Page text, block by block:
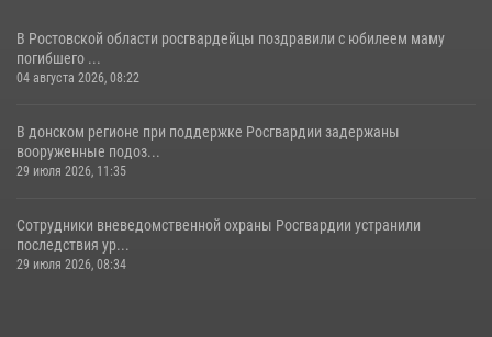
В Ростовской области росгвардейцы поздравили с юбилеем маму
погибшего ...
04 августа 2026, 08:22
В донском регионе при поддержке Росгвардии задержаны
вооруженные подоз...
29 июля 2026, 11:35
Сотрудники вневедомственной охраны Росгвардии устранили
последствия ур...
29 июля 2026, 08:34